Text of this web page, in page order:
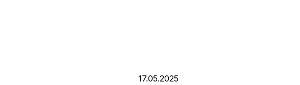
17.05.2025